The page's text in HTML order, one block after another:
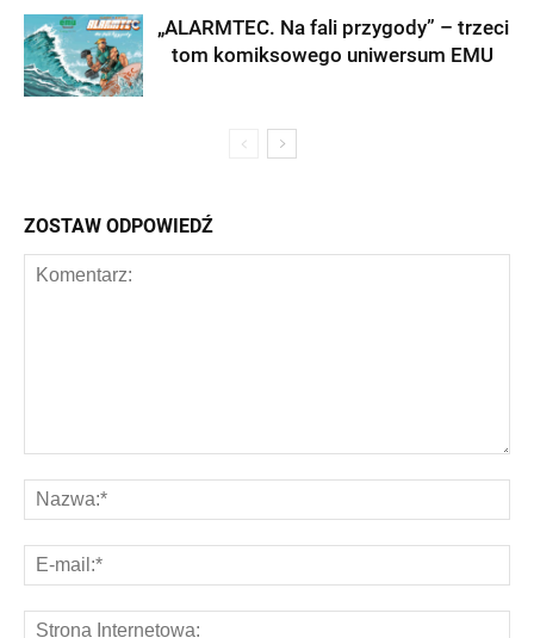
„ALARMTEC. Na fali przygody” – trzeci
tom komiksowego uniwersum EMU
ZOSTAW ODPOWIEDŹ